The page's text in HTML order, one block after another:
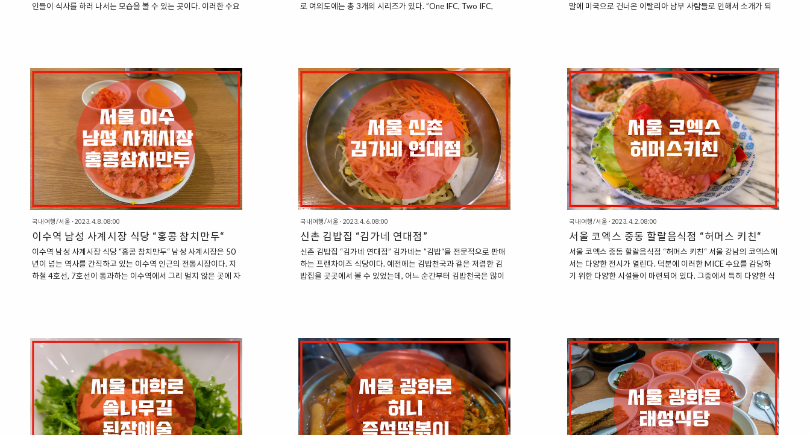
인들이 식사를 하러 나서는 모습을 볼 수 있는 곳이다. 이러한 수요
물로 접근성이 좋은 위치에 있다. 로얄빌딩 지하에서는 다양한 식
당을 찾을 수 있는데, 오봉식당도 그중의 하나다. ”보리밥정식 :
10,000원“ 오봉식당에서 판매하고 있는 메뉴는 단 하나뿐이다.
보리밥정식을 제공하고 있는데, 1인당 10,000원에 제공한다. 보
로 여의도에는 총 3개의 시리즈가 있다. ”One IFC, Two IFC,
듯한 느낌을 전달한다. IFC몰은 IFC 타워 3개동과 콘래드 서울과
직접 연결되어 있다. “지하 1층, 2층, 3층으로 이어져 있는 IFC몰“
IFC몰은 지하 1층, 2층, 3층으로 이어져 있다. 1..
말에 미국으로 건너온 이탈리아 남부 사람들로 인해서 소개가 되
다. D타워 2층에 자리하고 있는데, 에스컬레이터를 타고 올라간
뒤에 복도 끝에서 바로 찾을 수 있다. 폴리스는 그 콘셉트에 맞게
미국식 분위기를 물씬 풍긴다. 미국에 와 있지는 않지만, 서울 광화
문에서 미국의 분위기를 느껴볼 수 있다. 빈티지한 느낌이 ..
국내여행/서울 · 2023. 4. 8. 08:00
이수역 남성 사계시장 식당 “홍콩 참치만두“
이수역 남성 사계시장 식당 “홍콩 참치만두“ 남성 사계시장은 50
년이 넘는 역사를 간직하고 있는 이수역 인근의 전통시장이다. 지
하철 4호선, 7호선이 통과하는 이수역에서 그리 멀지 않은 곳에 자
로 한 시장이다. 이러한 사계절을 테마로 하여 “남성 사계시장”이
라는 이름이 붙었다. “남성 사계시장 식당, 홍콩 참치만두” 홍콩 참
치만두는 “남성 사계시장”에서 찾을 수 있는 조그마한 식당이다.
가게 이름부터 “홍콩 참치만두”로 어떤 메뉴를 주력으로 판매하
는..
국내여행/서울 · 2023. 4. 6. 08:00
신촌 김밥집 “김가네 연대점”
신촌 김밥집 “김가네 연대점” 김가네는 ”김밥“을 전문적으로 판매
하는 프랜차이즈 식당이다. 예전에는 김밥천국과 같은 저렴한 김
밥집을 곳곳에서 볼 수 있었는데, 어느 순간부터 김밥천국은 많이
있다. “신촌 김밥집, 김가네 연대점” 김가네는 신촌 연세로 중심거
리에서 찾을 수 있다. 대로변에 자리를 잡고 있는 식당이기에 쉽게
찾을 수 있는 곳이다. 입구만 보면 매장이 제법 작을 것 같은 느낌
이 드는데, 막상 들어가보면 길쭉한 형태로 되어 있어서 제법..
국내여행/서울 · 2023. 4. 2. 08:00
서울 코엑스 중동 할랄음식점 “허머스 키친“
서울 코엑스 중동 할랄음식점 “허머스 키친“ 서울 강남의 코엑스에
서는 다양한 전시가 열린다. 덕분에 이러한 MICE 수요를 감당하
기 위한 다양한 시설들이 마련되어 있다. 그중에서 특히 다양한 식
을 수 없는 중동 할랄음식을 제공하는 식당이다. 특히 우리나라에
서는 할랄 음식을 제공하는 식당이 많이 없는 편이라, 이슬람 종교
를 가진 사람들이 우리나라에서 식사를 하기에 어려움을 많이 갖
는 편인데, 이러한 수요를 충족시켜 줄 수 있는 식당이기도 하다.
위치는 코엑..